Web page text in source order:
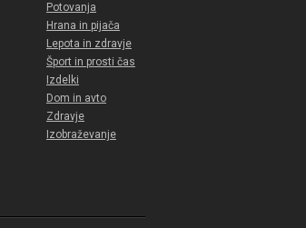
Potovanja
Hrana in pijača
Lepota in zdravje
Šport in prosti čas
Izdelki
Dom in avto
Zdravje
Izobraževanje